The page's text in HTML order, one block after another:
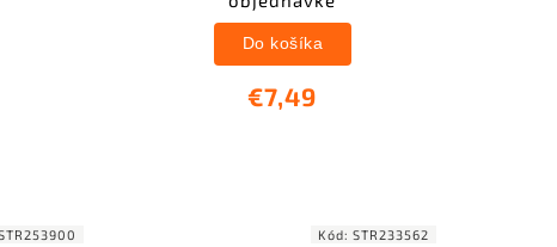
€7,49
Do košíka
Kód:STR233562